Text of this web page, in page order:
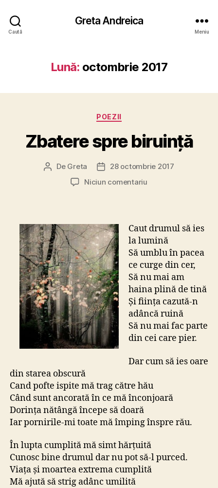
Caută
Greta Andreica
Meniu
Lună: octombrie 2017
Categorii
POEZII
Zbatere spre biruință
Autor
De Greta
Dată28 octombrie 2017
Niciun comentariula
Caut drumul să ies
la lumină
Să umblu în pacea
ce curge din cer,
Să nu mai am
haina plină de tină
Și ființa cazută-n
adâncă ruină
Să nu mai fac parte
din cei care pier.
Dar cum să ies oare
din starea obscură
Cand pofte ispite mă trag către hău
Când sunt ancorată în ce mă înconjoară
Dorința nătângă începe să doară
Iar pornirile-mi toate mă împing înspre rău.
În lupta cumplită mă simt hărțuită
Cunosc bine drumul dar nu pot să-l purced.
Viața și moartea extrema cumplită
Mă ajută să strig adânc umilită